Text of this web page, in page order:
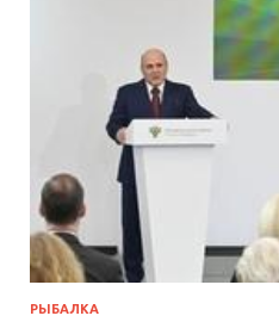
РЫБАЛКА